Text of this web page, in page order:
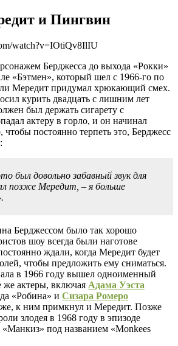
и Пингвин
watch?v=IOtiQv8IlIU
Берджесса до выхода «Рокки»
«Бэтмен», который шел с 1966-го по
Мередит придумал хрюкающий смех.
курить двадцать с лишним лет
был держать сигарету с
актеру в горло, и он начинал
чтобы постоянно терпеть это, Берджесс
был довольно забавный звук для
позже Мередит, – я больше
Берджессом было так хорошо
шоу всегда были наготове
ждали, когда Мередит будет
чтобы предложить ему сниматься.
в 1966 году вышел одноименный
актеры, включая Адама Уэста
«Робина» и Сизара Ромеро
к ним примкнул и Мередит. Позже
злодея в 1968 году в эпизоде
«Манкиз» под названием «Monkees